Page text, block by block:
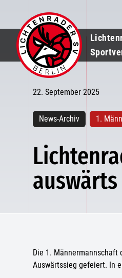
22. September 2025
News-Archiv 1.
auswärts
Die 1. Männermannschaft
Auswärtssieg gefeiert. In